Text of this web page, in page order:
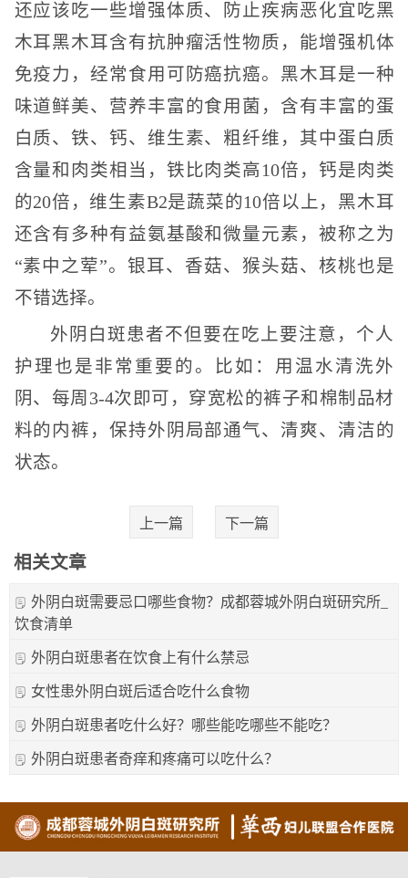
还应该吃一些增强体质、防止疾病恶化宜吃黑
木耳黑木耳含有抗肿瘤活性物质，能增强机体
免疫力，经常食用可防癌抗癌。黑木耳是一种
味道鲜美、营养丰富的食用菌，含有丰富的蛋
白质、铁、钙、维生素、粗纤维，其中蛋白质
含量和肉类相当，铁比肉类高10倍，钙是肉类
的20倍，维生素B2是蔬菜的10倍以上，黑木耳
还含有多种有益氨基酸和微量元素，被称之为
“素中之荤”。银耳、香菇、猴头菇、核桃也是
不错选择。
外阴白斑患者不但要在吃上要注意，个人
护理也是非常重要的。比如：用温水清洗外
阴、每周3-4次即可，穿宽松的裤子和棉制品材
料的内裤，保持外阴局部通气、清爽、清洁的
状态。
上一篇 下一篇
相关文章
外阴白斑需要忌口哪些食物？成都蓉城外阴白斑研究所_
饮食清单
外阴白斑患者在饮食上有什么禁忌
女性患外阴白斑后适合吃什么食物
外阴白斑患者吃什么好？哪些能吃哪些不能吃？
外阴白斑患者奇痒和疼痛可以吃什么？